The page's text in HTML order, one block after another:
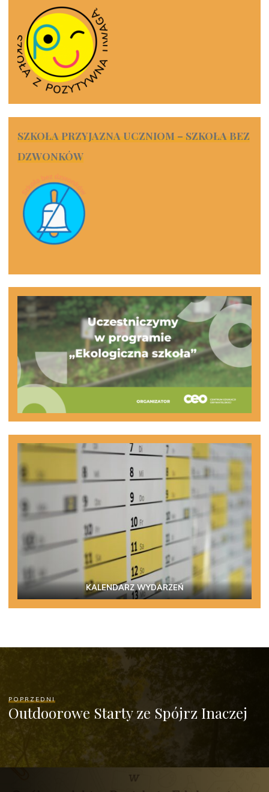
SZKOŁA PRZYJAZNA UCZNIOM – SZKOŁA BEZ
DZWONKÓW
KALENDARZ WYDARZEŃ
POPRZEDNI
Outdoorowe Starty ze Spójrz Inaczej